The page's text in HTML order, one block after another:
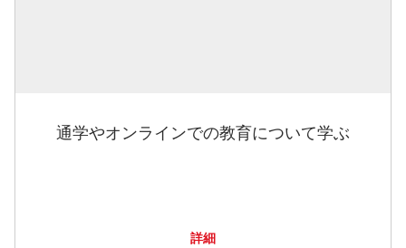
通学やオンラインでの教育について学ぶ
詳細